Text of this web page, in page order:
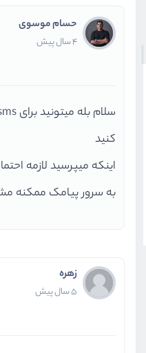
حسام موسوی
4 سال پیش
کنید
اینکه میپرسید لازمه
به سرور پیامک ممکنه
زهره
5 سال پیش